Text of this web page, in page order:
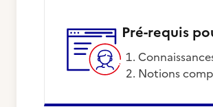
Pré-requis
Notions